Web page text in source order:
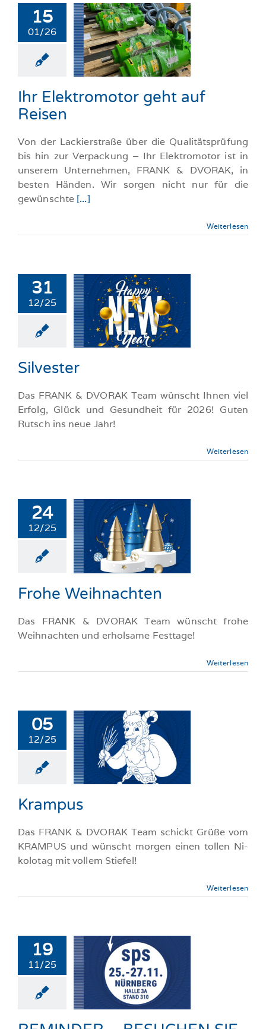
15
01/26
Reisen
Ihr Elektromotor geht auf
Reisen
Von der Lackierstraße über die Qualitätsprüfung
bis hin zur Verpackung – Ihr Elektromotor ist in
unserem Unternehmen, FRANK & DVORAK, in
besten Händen. Wir sorgen nicht nur für die
gewünschte [...]
Weiterlesen
31
12/25
News
Silvester
Das FRANK & DVORAK Team wünscht Ihnen viel
Erfolg, Glück und Gesundheit für 2026! Guten
Rutsch ins neue Jahr!
Weiterlesen
24
12/25
Frohe Weihnachten
Das FRANK & DVORAK Team wünscht frohe
Weihnachten und erholsame Festtage!
Weiterlesen
05
12/25
News
Krampus
Das FRANK & DVORAK Team schickt Grüße vom
KRAMPUS und wünscht morgen einen tollen Ni­
ko­lo­tag mit vollem Stiefel!
Weiterlesen
19
11/25
–
SIE
DER
News